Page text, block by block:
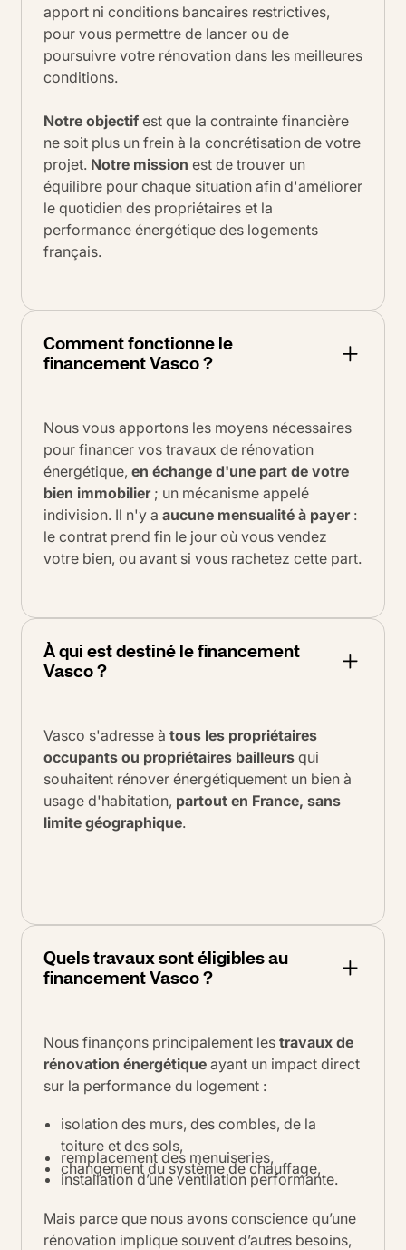
apport ni conditions bancaires restrictives,
pour vous permettre de lancer ou de
poursuivre votre rénovation dans les meilleures
conditions.
Notre objectif est que la contrainte financière
ne soit plus un frein à la concrétisation de votre
projet. Notre mission est de trouver un
équilibre pour chaque situation afin d'améliorer
le quotidien des propriétaires et la
performance énergétique des logements
français.
Comment fonctionne le
financement Vasco ?
Nous vous apportons les moyens nécessaires
pour financer vos travaux de rénovation
énergétique, en échange d'une part de votre
bien immobilier; un mécanisme appelé
indivision. Il n'y a aucune mensualité à payer:
le contrat prend fin le jour où vous vendez
votre bien, ou avant si vous rachetez cette part.
À qui est destiné le financement
Vasco ?
Vasco s'adresse à tous les propriétaires
occupants ou propriétaires bailleurs qui
souhaitent rénover énergétiquement un bien à
usage d'habitation, partout en France, sans
limite géographique.
Quels travaux sont éligibles au
financement Vasco ?
Nous finançons principalement les travaux de
rénovation énergétique ayant un impact direct
sur la performance du logement :
isolation des murs, des combles, de la
toiture et des sols,
remplacement des menuiseries,
changement du système de chauffage,
installation d’une ventilation performante.
Mais parce que nous avons conscience qu’une
rénovation implique souvent d’autres besoins,